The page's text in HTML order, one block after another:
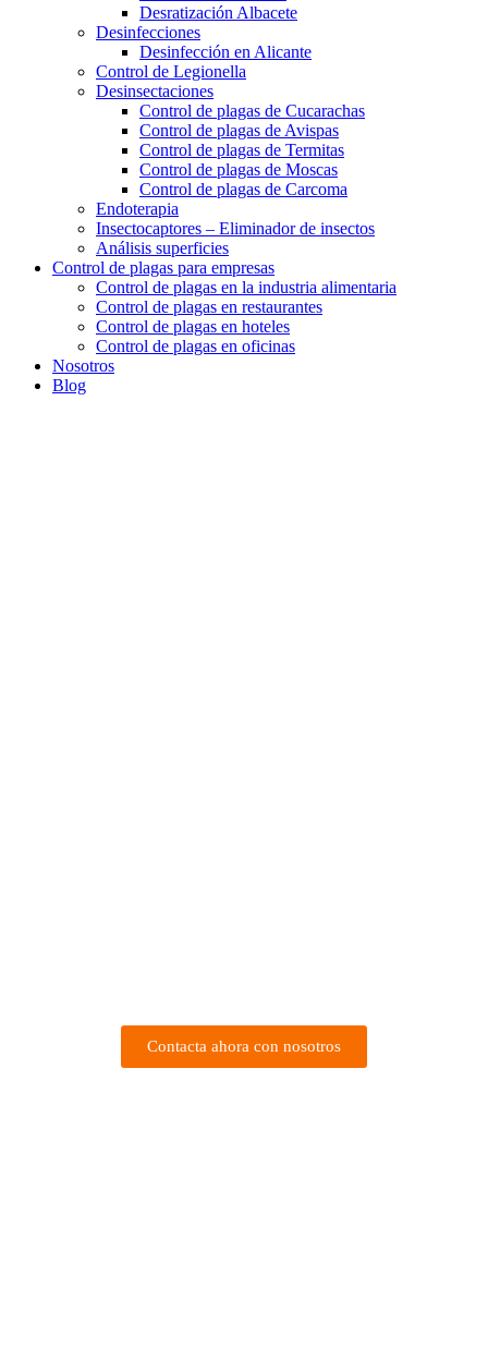
Desratización Albacete
Desinfecciones
Desinfección en Alicante
Control de Legionella
Desinsectaciones
Control de plagas de Cucarachas
Control de plagas de Avispas
Control de plagas de Termitas
Control de plagas de Moscas
Control de plagas de Carcoma
Endoterapia
Insectocaptores – Eliminador de insectos
Análisis superficies
Control de plagas para empresas
Control de plagas en la industria alimentaria
Control de plagas en restaurantes
Control de plagas en hoteles
Control de plagas en oficinas
Nosotros
Blog
Contacta ahora con nosotros